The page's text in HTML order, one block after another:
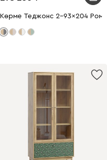
Көрме Теджонс 2-93x204